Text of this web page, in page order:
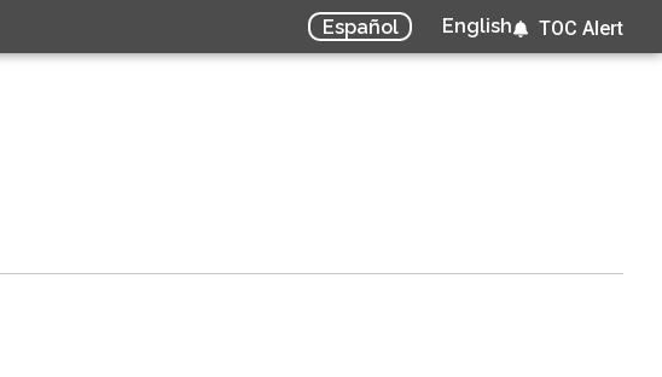
Español English TOC Alert